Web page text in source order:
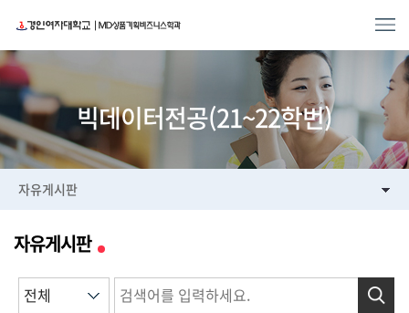
빅데이터전공(21~22학번)
자유게시판
자유게시판